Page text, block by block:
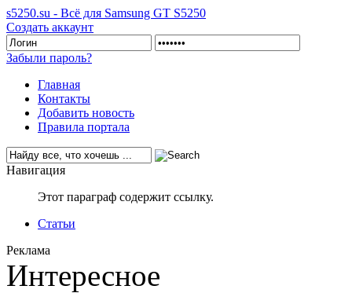
s5250.su - Всё для Samsung GT S5250
Создать аккаунт
Забыли пароль?
Главная
Контакты
Добавить новость
Правила портала
Навигация
Этот параграф содержит ссылку.
Статьи
Реклама
Интересное